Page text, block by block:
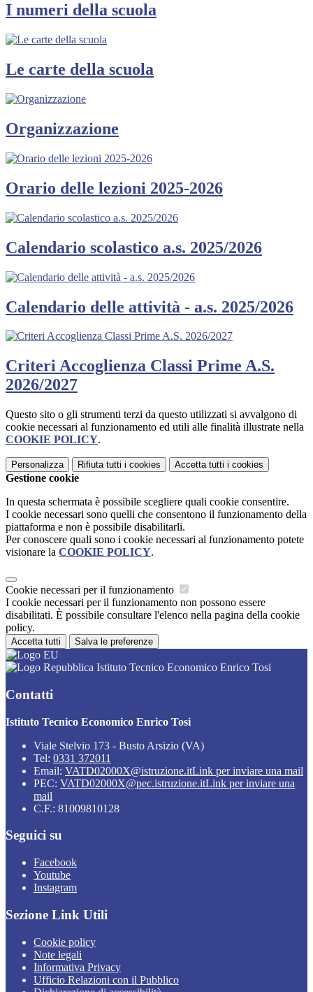
I numeri della scuola
Le carte della scuola
Organizzazione
Orario delle lezioni 2025-2026
Calendario scolastico a.s. 2025/2026
Calendario delle attività - a.s. 2025/2026
Criteri Accoglienza Classi Prime A.S.
2026/2027
Questo sito o gli strumenti terzi da questo utilizzati si avvalgono di
cookie necessari al funzionamento ed utili alle finalità illustrate nella
COOKIE POLICY.
Personalizza Rifiuta tutti i cookies Accetta tutti i cookies
Gestione cookie
In questa schermata è possibile scegliere quali cookie consentire.
I cookie necessari sono quelli che consentono il funzionamento della
piattaforma e non è possibile disabilitarli.
Per conoscere quali sono i cookie necessari al funzionamento potete
visionare la COOKIE POLICY.
Cookie necessari per il funzionamento
I cookie necessari per il funzionamento non possono essere
disabilitati. È possibile consultare l'elenco nella pagina della cookie
policy.
Accetta tutti Salva le preferenze
Istituto Tecnico Economico Enrico Tosi
Contatti
Istituto Tecnico Economico Enrico Tosi
Viale Stelvio 173 - Busto Arsizio (VA)
Tel: 0331 372011
Email: VATD02000X@istruzione.itLink per inviare una mail
PEC: VATD02000X@pec.istruzione.itLink per inviare una
mail
C.F.: 81009810128
Seguici su
Facebook
Youtube
Instagram
Sezione Link Utili
Cookie policy
Note legali
Informativa Privacy
Ufficio Relazioni con il Pubblico